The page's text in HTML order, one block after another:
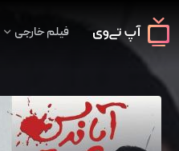
فیلم خارجی